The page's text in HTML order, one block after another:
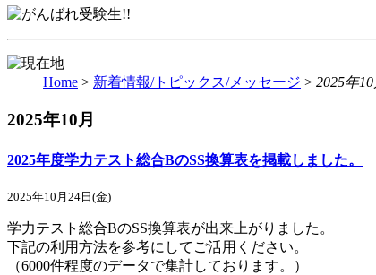
Home > 新着情報/トピックス/メッセージ > 2025年
2025年10月
2025年度学力テスト総合BのSS換算表を掲載しました。
2025年10月24日(金)
学力テスト総合BのSS換算表が出来上がりました。
下記の利用方法を参考にしてご活用ください。
（6000件程度のデータで集計しております。）